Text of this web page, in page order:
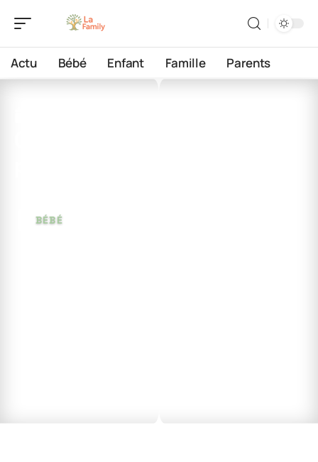
Actu Bébé Enfant Famille Parents
BÉBÉ